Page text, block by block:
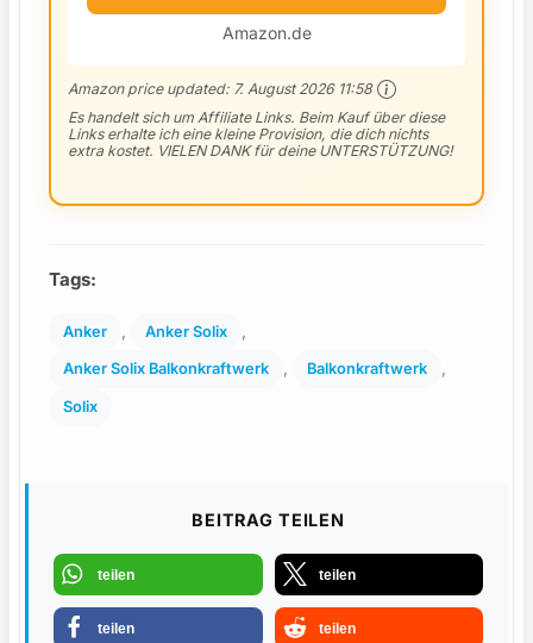
Amazon.de
Amazon price updated: 7. August 2026 11:58
Es handelt sich um Affiliate Links. Beim Kauf über diese
Links erhalte ich eine kleine Provision, die dich nichts
extra kostet. VIELEN DANK für deine UNTERSTÜTZUNG!
Tags:
Anker Anker Solix
Anker Solix Balkonkraftwerk Balkonkraftwerk
Solix
BEITRAG TEILEN
teilen teilen
teilen teilen